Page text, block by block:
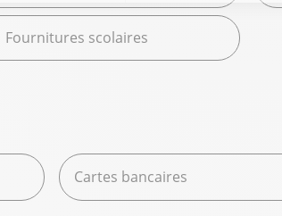
Fournitures scolaires
Cartes bancaires